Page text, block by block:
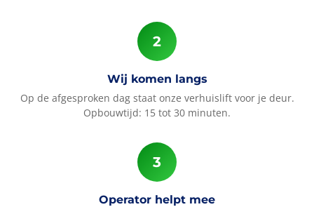
Wij komen langs
Op de afgesproken dag staat onze verhuislift voor je deur.
Opbouwtijd: 15 tot 30 minuten.
Operator helpt mee